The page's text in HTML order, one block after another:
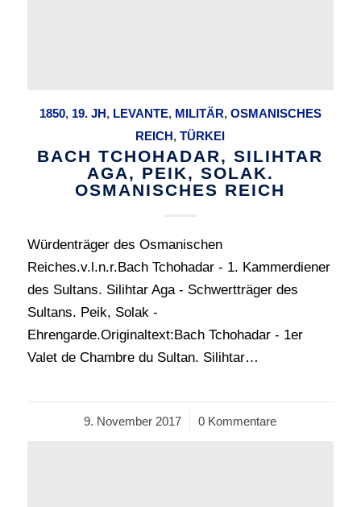
1850, 19. JH, LEVANTE, MILITÄR, OSMANISCHES
REICH,TÜRKEI
BACH TCHOHADAR, SILIHTAR
AGA, PEIK, SOLAK.
OSMANISCHES REICH
Würdenträger des Osmanischen
Reiches.v.l.n.r.Bach Tchohadar - 1. Kammerdiener
des Sultans. Silihtar Aga - Schwertträger des
Sultans. Peik, Solak -
Ehrengarde.Originaltext:Bach Tchohadar - 1er
Valet de Chambre du Sultan. Silihtar…
9. November 2017
/ 0 Kommentare